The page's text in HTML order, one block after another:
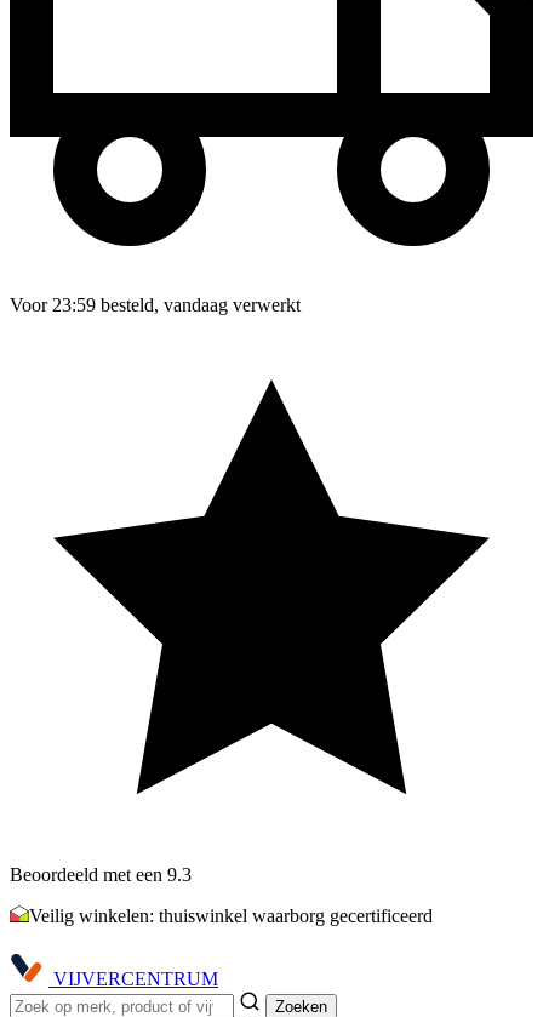
Voor 23:59 besteld, vandaag verwerkt
Beoordeeld met een 9.3
Veilig winkelen: thuiswinkel waarborg gecertificeerd
VIJVERCENTRUM
Zoeken